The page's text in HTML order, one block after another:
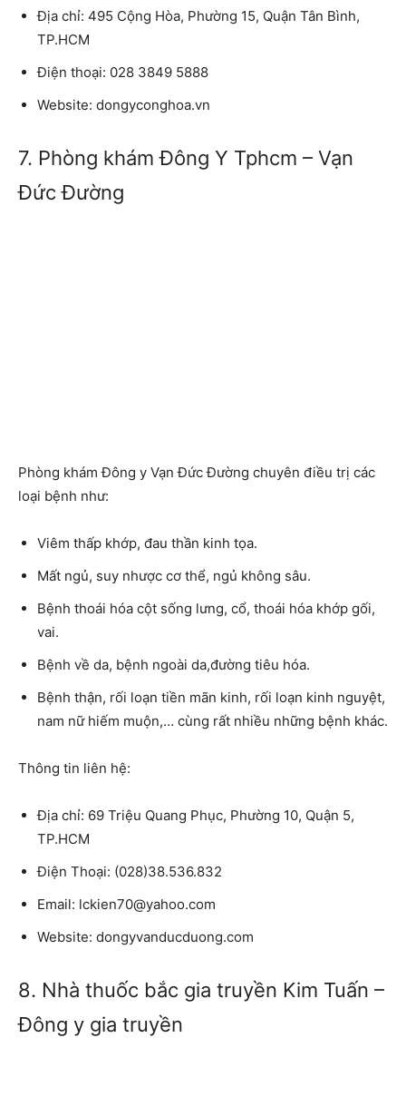
Địa chỉ: 495 Cộng Hòa, Phường 15, Quận Tân Bình,
TP.HCM
Điện thoại: 028 3849 5888
Website: dongyconghoa.vn
7. Phòng khám Đông Y Tphcm – Vạn
Đức Đường
Phòng khám Đông y Vạn Đức Đường chuyên điều trị các
loại bệnh như:
Viêm thấp khớp, đau thần kinh tọa.
Mất ngủ, suy nhược cơ thể, ngủ không sâu.
Bệnh thoái hóa cột sống lưng, cổ, thoái hóa khớp gối,
vai.
Bệnh về da, bệnh ngoài da,đường tiêu hóa.
Bệnh thận, rối loạn tiền mãn kinh, rối loạn kinh nguyệt,
nam nữ hiếm muộn,… cùng rất nhiều những bệnh khác.
Thông tin liên hệ:
Địa chỉ: 69 Triệu Quang Phục, Phường 10, Quận 5,
TP.HCM
Điện Thoại: (028)38.536.832
Email: lckien70@yahoo.com
Website: dongyvanducduong.com
8. Nhà thuốc bắc gia truyền Kim Tuấn –
Đông y gia truyền